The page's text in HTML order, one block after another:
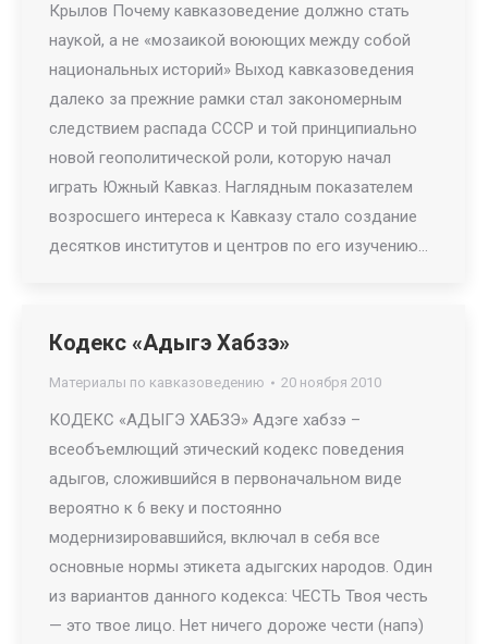
Крылов Почему кавказоведение должно стать
наукой, а не «мозаикой воюющих между собой
национальных историй» Выход кавказоведения
далеко за прежние рамки стал закономерным
следствием распада СССР и той принципиально
новой геополитической роли, которую начал
играть Южный Кавказ. Наглядным показателем
возросшего интереса к Кавказу стало создание
десятков институтов и центров по его изучению…
Кодекс «Адыгэ Хабзэ»
Материалы по кавказоведению 20 ноября 2010
КОДЕКС «АДЫГЭ ХАБЗЭ» Адэге хабзэ –
всеобъемлющий этический кодекс поведения
адыгов, сложившийся в первоначальном виде
вероятно к 6 веку и постоянно
модернизировавшийся, включал в себя все
основные нормы этикета адыгских народов. Один
из вариантов данного кодекса: ЧЕСТЬ Твоя честь
— это твое лицо. Нет ничего дороже чести (напэ)